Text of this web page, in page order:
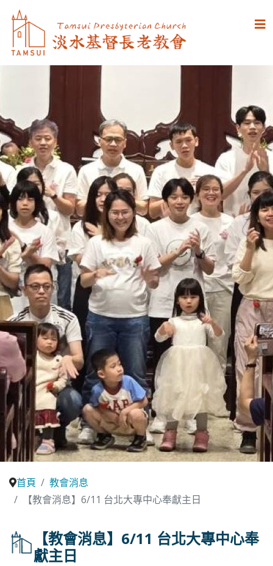
首頁
教會消息
【教會消息】6/11 台北大專中心奉獻主日
【教會消息】6/11 台北大專中心奉
獻主日